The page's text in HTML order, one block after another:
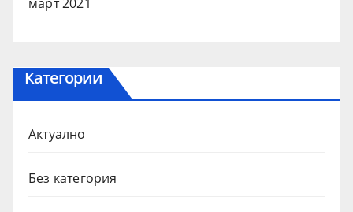
Категории
Актуално
Без категория